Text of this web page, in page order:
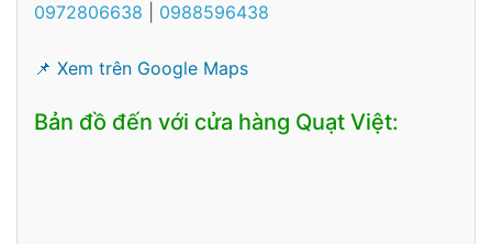
0972806638
0988596438
📌 Xem trên Google Maps
Bản đồ đến với cửa hàng Quạt Việt: